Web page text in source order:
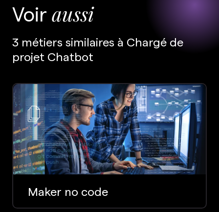
Voir aussi
3 métiers similaires à Chargé de
projet Chatbot
Maker no code